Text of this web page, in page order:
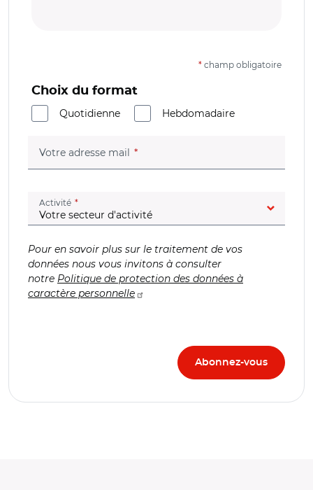
* champ obligatoire
Choix du format
Quotidienne
Hebdomadaire
Votre adresse mail (champ obligatoire)
Activité (champ obligatoire)
Pour en savoir plus sur le traitement de vos
données nous vous invitons à consulter
notre Politique de protection des données à
caractère personnelle